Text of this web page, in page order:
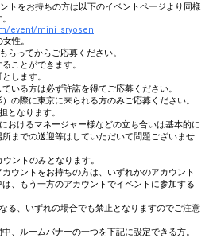
トをお持ちの方は以下のイベントページより同様
event/mini_sryosen
性。
らってからご応募ください。
ことができます。
します。
いる方は必ず許諾を得てご応募ください。
の際に東京に来られる方のみご応募ください。
となります。
おけるマネージャー様などの立ち合いは基本的に
までの送迎等はしていただいて問題ございませ
ントのみとなります。
ウントをお持ちの方は、いずれかのアカウント
、もう一方のアカウントでイベントに参加する
る、いずれの場合でも禁止となりますのでご注意
、ルームバナーの一つを下記に設定できる方。